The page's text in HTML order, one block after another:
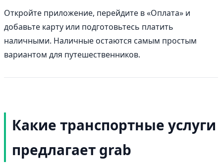
Откройте приложение, перейдите в «Оплата» и
добавьте карту или подготовьтесь платить
наличными. Наличные остаются самым простым
вариантом для путешественников.
Какие транспортные услуги
предлагает grab